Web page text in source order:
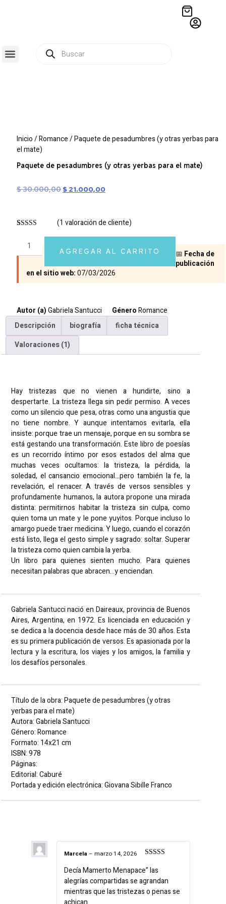
Inicio/Romance/ Paquete de pesadumbres (y otras yerbas para
el mate)
Paquete de pesadumbres (y otras yerbas para el mate)
$30.000,00 $ 21.000,00
basado en
puntuación
(1 valoración de cliente)
AGREGAR AL CARRITO 📅 Fecha de
publicación
en el sitio web:07/03/2026
Autor (a)Gabriela Santucci GéneroRomance
Descripción
biografía
ficha técnica
Valoraciones (1)
Hay tristezas que no vienen a hundirte, sino a
despertarte. La tristeza llega sin pedir permiso. A veces
como un silencio que pesa, otras como una angustia que
no tiene nombre. Y aunque intentamos evitarla, ella
insiste: porque trae un mensaje, porque en su sombra se
está gestando una transformación. Este libro de poesías
es un recorrido íntimo por esos estados del alma que
muchas veces ocultamos: la tristeza, la pérdida, la
soledad, el cansancio emocional…pero también la fe, la
revelación, el renacer. A través de versos sensibles y
profundamente humanos, la autora propone una mirada
distinta: permitirnos habitar la tristeza sin culpa, como
quien toma un mate y le pone yuyitos. Porque incluso lo
amargo puede traer medicina. Y luego, cuando el corazón
está listo, llega el gesto simple y sagrado: soltar. Superar
la tristeza como quien cambia la yerba.
Un libro para quienes sienten mucho. Para quienes
necesitan palabras que abracen…y enciendan.
Gabriela Santucci nació en Daireaux, provincia de Buenos
Aires, Argentina, en 1972. Es licenciada en educación y
se dedica a la docencia desde hace más de 30 años. Esta
es su primera publicación de versos. Es apasionada por la
lectura y la escritura, los viajes y los amigos, la familia y
los desafíos personales.
Título de la obra: Paquete de pesadumbres (y otras
yerbas para el mate)
Autora: Gabriela Santucci
Género: Romance
Formato: 14x21 cm
ISBN: 978
Páginas:
Editorial: Caburé
Portada y edición electrónica: Giovana Sibille Franco
5 de 5
Marcela– marzo 14, 2026
Decía Mamerto Menapace” las
alegrías compartidas se agrandan
mientras que las tristezas o penas se